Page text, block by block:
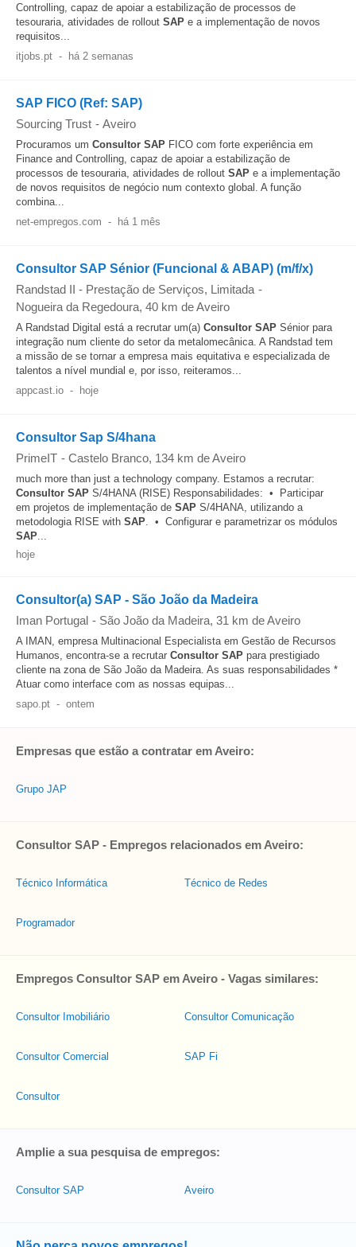
Controlling, capaz de apoiar a estabilização de processos de
tesouraria, atividades de rollout SAP e a implementação de novos
requisitos...
itjobs.pt - há 2 semanas
SAP FICO (Ref: SAP)
Sourcing Trust - Aveiro
Procuramos um Consultor SAP FICO com forte experiência em
Finance and Controlling, capaz de apoiar a estabilização de
processos de tesouraria, atividades de rollout SAP e a implementação
de novos requisitos de negócio num contexto global. A função
combina...
net-empregos.com - há 1 mês
Consultor SAP Sénior (Funcional & ABAP) (m/f/x)
Randstad II - Prestação de Serviços, Limitada -
Nogueira da Regedoura, 40 km de Aveiro
A Randstad Digital está a recrutar um(a) Consultor SAP Sénior para
integração num cliente do setor da metalomecânica. A Randstad tem
a missão de se tornar a empresa mais equitativa e especializada de
talentos a nível mundial e, por isso, reiteramos...
appcast.io - hoje
Consultor Sap S/4hana
PrimeIT - Castelo Branco, 134 km de Aveiro
much more than just a technology company. Estamos a recrutar:
Consultor SAP S/4HANA (RISE) Responsabilidades: • Participar
em projetos de implementação de SAP S/4HANA, utilizando a
metodologia RISE with SAP. • Configurar e parametrizar os módulos
SAP...
hoje
Consultor(a) SAP - São João da Madeira
Iman Portugal - São João da Madeira, 31 km de Aveiro
A IMAN, empresa Multinacional Especialista em Gestão de Recursos
Humanos, encontra-se a recrutar Consultor SAP para prestigiado
cliente na zona de São João da Madeira. As suas responsabilidades *
Atuar como interface com as nossas equipas...
sapo.pt - ontem
Empresas que estão a contratar em Aveiro:
Grupo JAP
Consultor SAP - Empregos relacionados em Aveiro:
Técnico Informática
Programador
Técnico de Redes
Empregos Consultor SAP em Aveiro - Vagas similares:
Consultor Imobiliário
Consultor Comercial
Consultor
Consultor Comunicação
SAP Fi
Amplie a sua pesquisa de empregos:
Consultor SAP Aveiro